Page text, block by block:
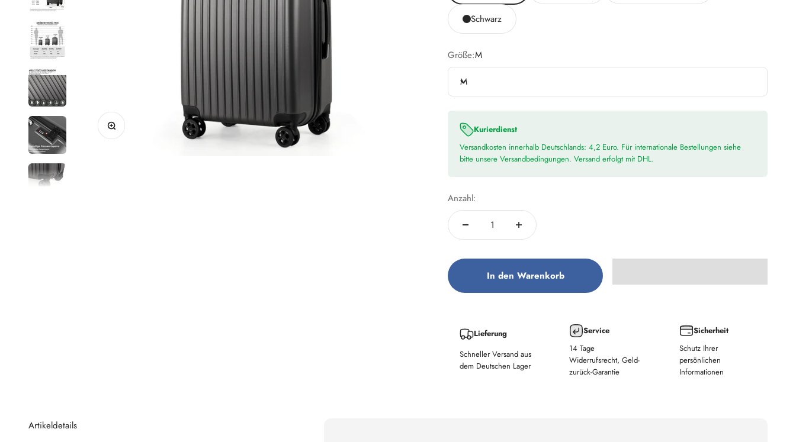
Bild vergrößern
Schwarz
Größe:M
M
Kurierdienst
Versandkosten innerhalb Deutschlands: 4,2 Euro. Für internationale Bestellungen siehe
bitte unsere Versandbedingungen. Versand erfolgt mit DHL.
Anzahl:
In den Warenkorb
Lieferung
Schneller Versand aus
dem Deutschen Lager
Service
14 Tage
Widerrufsrecht, Geld-
zurück-Garantie
Sicherheit
Schutz Ihrer
persönlichen
Informationen
Artikeldetails